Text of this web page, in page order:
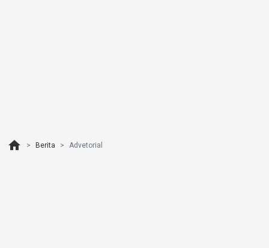
home Berita Advetorial